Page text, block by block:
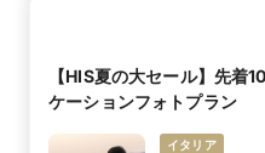
【HIS夏の大セール】先着
ケーションフォトプラン
イタリア